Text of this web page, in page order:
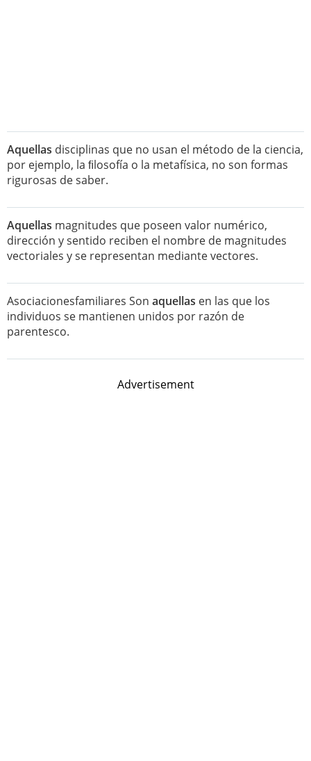
Aquellas disciplinas que no usan el método de la ciencia,
por ejemplo, la ﬁlosofía o la metafísica, no son formas
rigurosas de saber.
Aquellas magnitudes que poseen valor numérico,
dirección y sentido reciben el nombre de magnitudes
vectoriales y se representan mediante vectores.
Asociacionesfamiliares Son aquellas en las que los
individuos se mantienen unidos por razón de
parentesco.
Advertisement